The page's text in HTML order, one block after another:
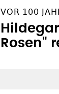
VOR 100
Rosen"